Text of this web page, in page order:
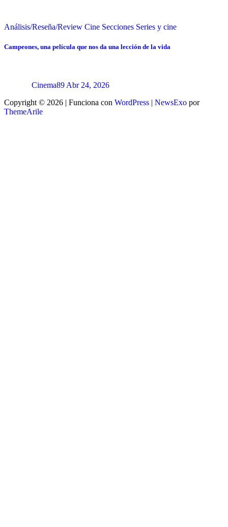
Análisis/Reseña/Review Cine Secciones Series y cine
Campeones, una película que nos da una lección de la vida
Cinema89 Abr 24, 2026
Copyright © 2026 | Funciona con WordPress | NewsExo por
ThemeArile